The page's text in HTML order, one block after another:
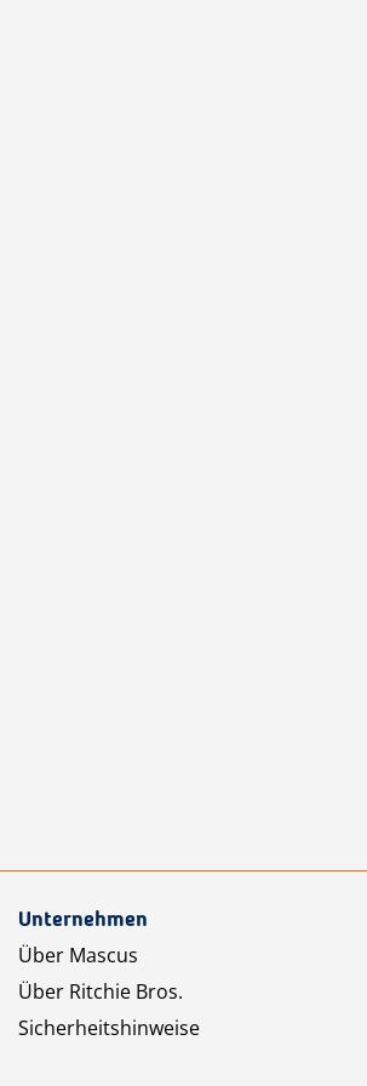
Unternehmen
Über Mascus
Über Ritchie Bros.
Sicherheitshinweise